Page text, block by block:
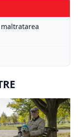
maltratarea